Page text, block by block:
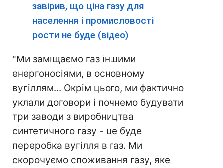
завірив, що ціна газу для
населення і промисловості
рости не буде (відео)
"Ми заміщаємо газ іншими
енергоносіями, в основному
вугіллям... Окрім цього, ми фактично
уклали договори і почнемо будувати
три заводи з виробництва
синтетичного газу - це буде
переробка вугілля в газ. Ми
скорочуємо споживання газу, яке